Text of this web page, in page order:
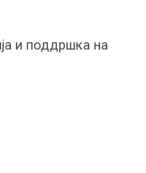
и поддршка на